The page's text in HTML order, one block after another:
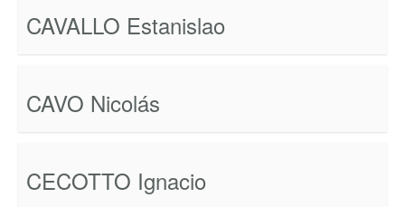
CAVALLO Estanislao
CAVO Nicolás
CECOTTO Ignacio